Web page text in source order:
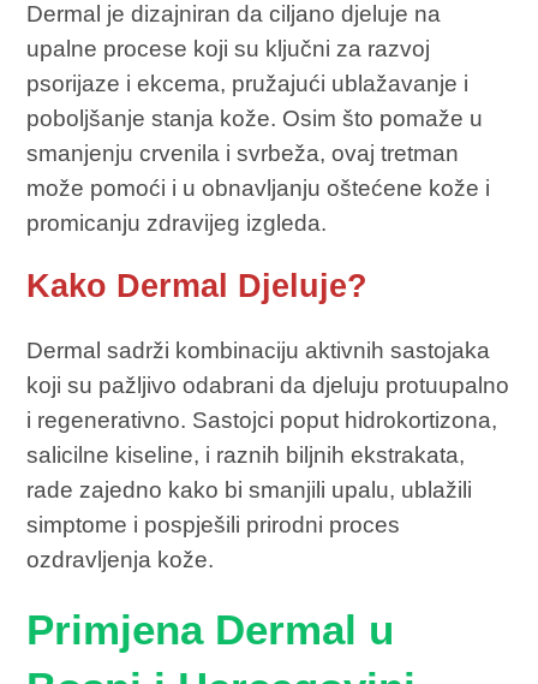
Dermal je dizajniran da ciljano djeluje na
upalne procese koji su ključni za razvoj
psorijaze i ekcema, pružajući ublažavanje i
poboljšanje stanja kože. Osim što pomaže u
smanjenju crvenila i svrbeža, ovaj tretman
može pomoći i u obnavljanju oštećene kože i
promicanju zdravijeg izgleda.
Kako Dermal Djeluje?
Dermal sadrži kombinaciju aktivnih sastojaka
koji su pažljivo odabrani da djeluju protuupalno
i regenerativno. Sastojci poput hidrokortizona,
salicilne kiseline, i raznih biljnih ekstrakata,
rade zajedno kako bi smanjili upalu, ublažili
simptome i pospješili prirodni proces
ozdravljenja kože.
Primjena Dermal u